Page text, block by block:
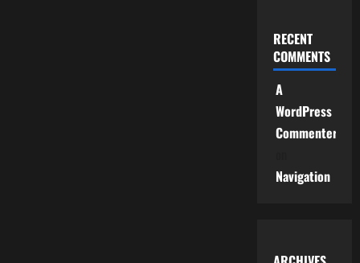
RECENT
COMMENTS
A
WordPress
Commenter
Navigation